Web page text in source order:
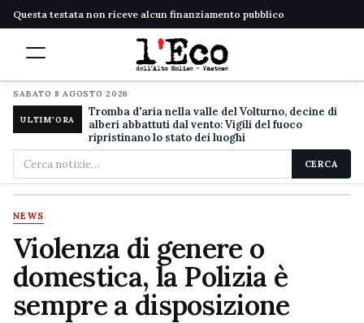
Questa testata non riceve alcun finanziamento pubblico
SABATO 8 AGOSTO 2026
ULTIM'ORA
Tromba d'aria nella valle del Volturno, decine di
alberi abbattuti dal vento: Vigili del fuoco
ripristinano lo stato dei luoghi
Cerca
nel
sito
CERCA
NEWS
Violenza di genere o
domestica, la Polizia è
sempre a disposizione